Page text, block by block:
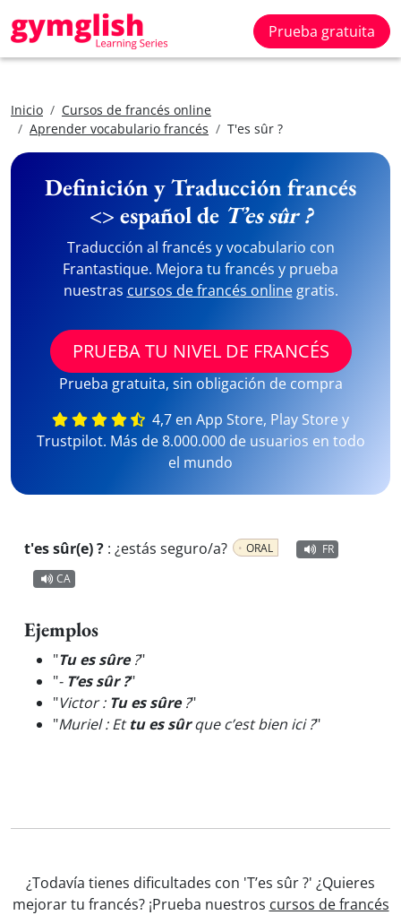
Prueba gratuita
Inicio
Cursos de francés online
Aprender vocabulario francés
T'es sûr ?
Definición y Traducción francés
<> español de T’es sûr ?
Traducción al francés y vocabulario con
Frantastique. Mejora tu francés y prueba
nuestras cursos de francés onlinegratis.
PRUEBA TU NIVEL DE FRANCÉS
Prueba gratuita, sin obligación de compra
4,7 en App Store, Play Store y
Trustpilot. Más de 8.000.000 de usuarios en todo
el mundo
t'es sûr(e) ? : ¿estás seguro/a? ORAL
FR
CA
Ejemplos
"Tu es sûre?"
"- T’es sûr ?"
"Victor : Tu es sûre?"
"Muriel : Ettu es sûrque c’est bien ici ?"
¿Todavía tienes dificultades con 'T’es sûr ?' ¿Quieres
mejorar tu francés? ¡Prueba nuestros cursos de francés